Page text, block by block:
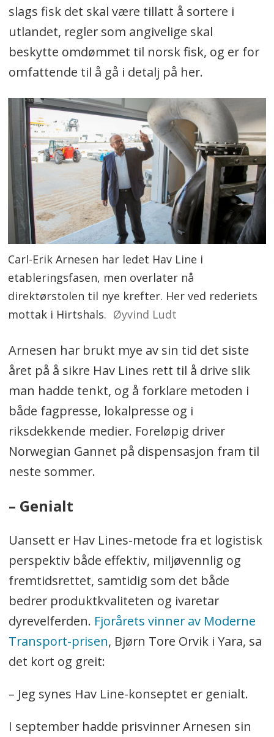
slags fisk det skal være tillatt å sortere i
utlandet, regler som angivelige skal
beskytte omdømmet til norsk fisk, og er for
omfattende til å gå i detalj på her.
Carl-Erik Arnesen har ledet Hav Line i
etableringsfasen, men overlater nå
direktørstolen til nye krefter. Her ved rederiets
mottak i Hirtshals. Øyvind Ludt
Arnesen har brukt mye av sin tid det siste
året på å sikre Hav Lines rett til å drive slik
man hadde tenkt, og å forklare metoden i
både fagpresse, lokalpresse og i
riksdekkende medier. Foreløpig driver
Norwegian Gannet på dispensasjon fram til
neste sommer.
– Genialt
Uansett er Hav Lines-metode fra et logistisk
perspektiv både effektiv, miljøvennlig og
fremtidsrettet, samtidig som det både
bedrer produktkvaliteten og ivaretar
dyrevelferden. Fjorårets vinner av Moderne
Transport-prisen, Bjørn Tore Orvik i Yara, sa
det kort og greit:
– Jeg synes Hav Line-konseptet er genialt.
I september hadde prisvinner Arnesen sin